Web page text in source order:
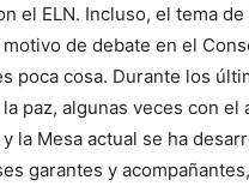
el ELN. Incluso, el tema
de debate en el
poca cosa. Durante los
la paz, algunas veces con el
la Mesa actual se ha
garantes y